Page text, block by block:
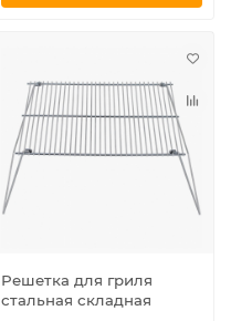
Решетка для гриля
стальная складная